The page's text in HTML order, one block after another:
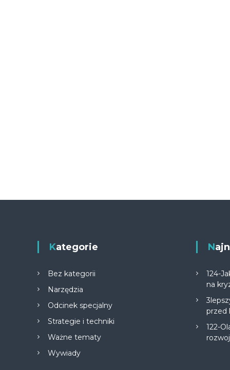
Kategorie
Bez kategorii
Narzędzia
Odcinek specjalny
Strategie i techniki
Ważne tematy
Wywiady
124-
na
przed
122-